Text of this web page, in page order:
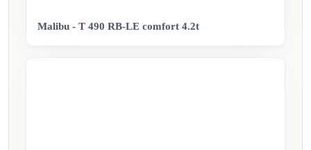
Malibu - T 490 RB-LE comfort 4.2t